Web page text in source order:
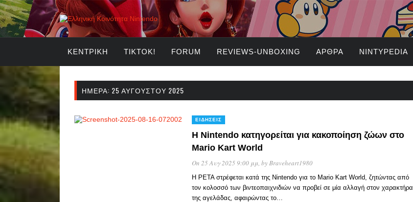
ΚΕΝΤΡΙΚΉ TIKTOK! FORUM REVIEWS-UNBOXING ΆΡΘΡΑ NINTYPEDIA
ΗΜΈΡΑ: 25 ΑΥΓΟΎΣΤΟΥ 2025
ΕΙΔΉΣΕΙΣ
H Nintendo κατηγορείται για κακοποίηση ζώων στο
Mario Kart World
On 25 Αυγ 2025 9:00 μμ, byBraveheart1980
Η PETA στρέφεται κατά της Nintendo για το Mario Kart World, ζητώντας από
τον κολοσσό των βιντεοπαιχνιδιών να προβεί σε μία αλλαγή στον χαρακτήρα
της αγελάδας, αφαιρώντας το…